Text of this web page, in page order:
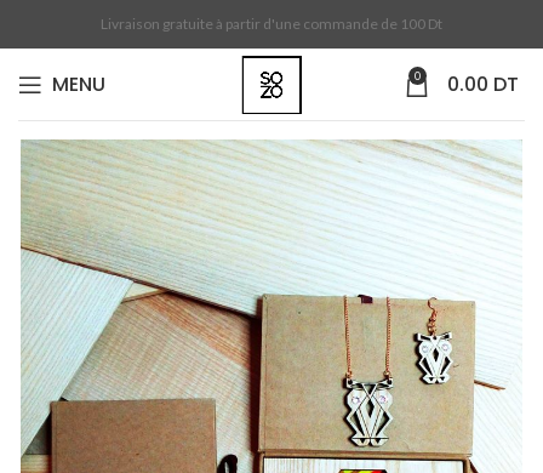
Livraison gratuite à partir d'une commande de 100 Dt
MENU 0 0.00 DT